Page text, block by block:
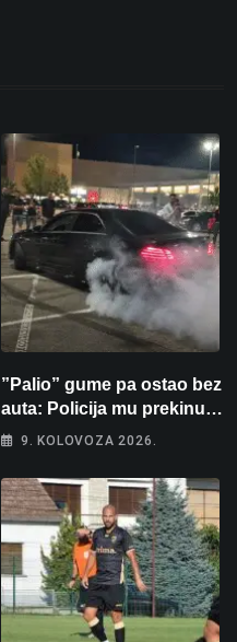
”Palio” gume pa ostao bez
auta: Policija mu prekinula
”show” na parkingu u
9. KOLOVOZA 2026.